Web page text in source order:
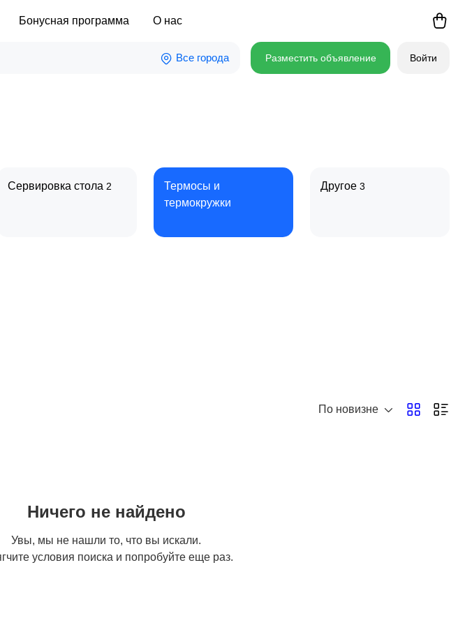
Бонусная программа О нас
Все города Разместить объявление Войти
Сервировка стола 2
Термосы и
термокружки
Другое 3
По новизне
Ничего не найдено
Увы, мы не нашли то, что вы искали.
условия поиска и попробуйте еще раз.